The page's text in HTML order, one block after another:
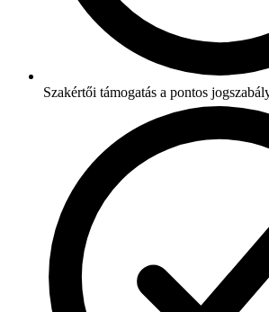
Szakértői támogatás a pontos